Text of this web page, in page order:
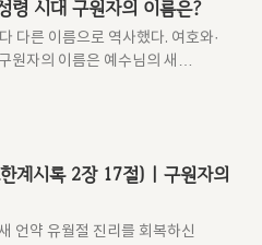
령 시대 구원자의 이름은?
다른 이름으로 역사했다. 여호와·
원자의 이름은 예수님의 새
계시록 2장 17절) | 구원자의
언약 유월절 진리를 회복하신